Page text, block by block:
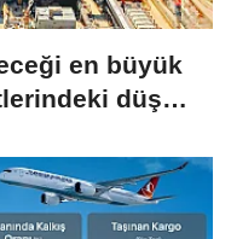
en büyük
düşüş